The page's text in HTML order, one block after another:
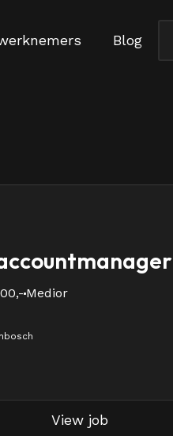
Blog
Medior
View job